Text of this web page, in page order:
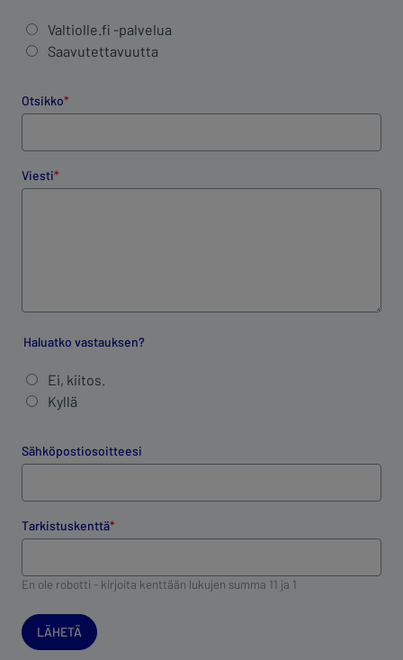
Valtiolle.fi -palvelua
Saavutettavuutta
Otsikko
Viesti
Haluatko vastauksen?
Ei, kiitos.
Kyllä
Sähköpostiosoitteesi
Tarkistuskenttä
En ole robotti - kirjoita kenttään lukujen summa 11 ja 1
LÄHETÄ